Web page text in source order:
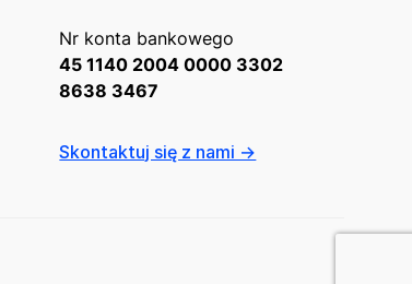
Nr konta bankowego
45 1140 2004 0000 3302
8638 3467
Skontaktuj się z nami →